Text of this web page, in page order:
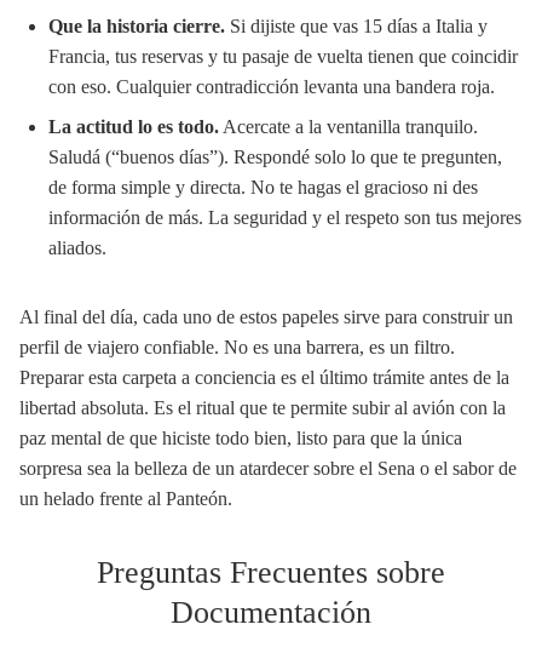
Que la historia cierre. Si dijiste que vas 15 días a Italia y
Francia, tus reservas y tu pasaje de vuelta tienen que coincidir
con eso. Cualquier contradicción levanta una bandera roja.
La actitud lo es todo.Acercate a la ventanilla tranquilo.
Saludá (“buenos días”). Respondé solo lo que te pregunten,
de forma simple y directa. No te hagas el gracioso ni des
información de más. La seguridad y el respeto son tus mejores
aliados.
Al final del día, cada uno de estos papeles sirve para construir un
perfil de viajero confiable. No es una barrera, es un filtro.
Preparar esta carpeta a conciencia es el último trámite antes de la
libertad absoluta. Es el ritual que te permite subir al avión con la
paz mental de que hiciste todo bien, listo para que la única
sorpresa sea la belleza de un atardecer sobre el Sena o el sabor de
un helado frente al Panteón.
Preguntas Frecuentes sobre
Documentación